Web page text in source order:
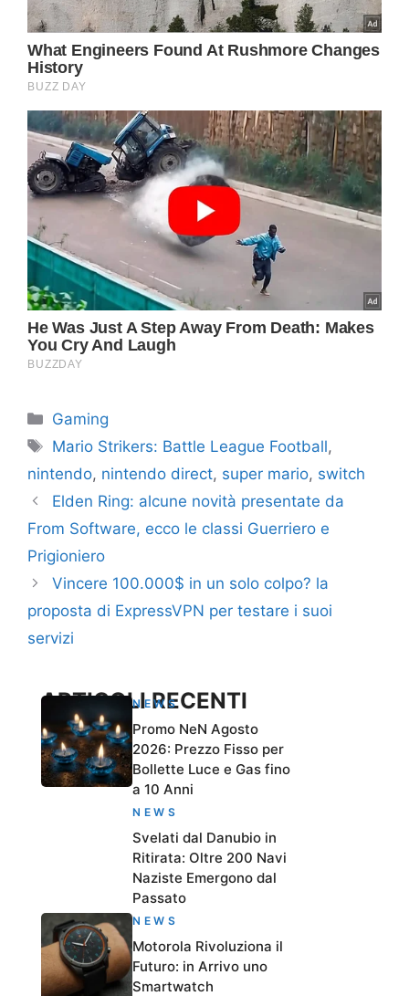
Categorie
Gaming
Tag
Mario Strikers: Battle League Football,
nintendo, nintendo direct, super mario, switch
Elden Ring: alcune novità presentate da
From Software, ecco le classi Guerriero e
Prigioniero
Vincere 100.000$ in un solo colpo? la
proposta di ExpressVPN per testare i suoi
servizi
ARTICOLI RECENTI
NEWS
Promo NeN Agosto
2026: Prezzo Fisso per
Bollette Luce e Gas fino
a 10 Anni
NEWS
Svelati dal Danubio in
Ritirata: Oltre 200 Navi
Naziste Emergono dal
Passato
NEWS
Motorola Rivoluziona il
Futuro: in Arrivo uno
Smartwatch